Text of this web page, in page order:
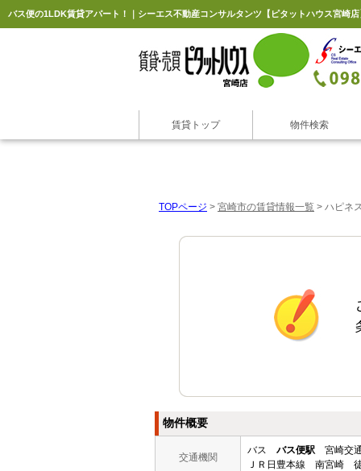
バス便の1LDK賃貸アパート！｜シーエス不動産コンサルタンツ【ピタットハウス宮崎店
賃貸トップ 物件検索
TOPページ > 宮崎市の賃貸情報一覧 > ハピネ
物件概要
交通機関
バス バス便駅 宮崎交
ＪＲ日豊本線 南宮崎